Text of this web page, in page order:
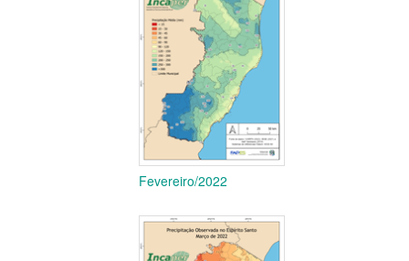
Fevereiro/2022